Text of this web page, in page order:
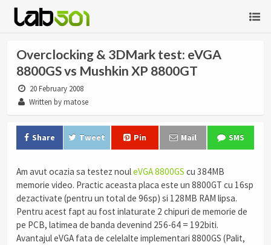
Overclocking & 3DMark test: eVGA
8800GS vs Mushkin XP 8800GT
20 February 2008
Written by matose
Share Tweet Pin Mail SMS
Am avut ocazia sa testez nouleVGA 8800GS cu 384MB
memorie video. Practic aceasta placa este un 8800GT cu 16sp
dezactivate (pentru un total de 96sp) si 128MB RAM lipsa.
Pentru acest fapt au fost inlaturate 2 chipuri de memorie de
pe PCB, latimea de banda devenind 256-64 = 192biti.
Avantajul eVGA fata de celelalte implementari 8800GS (Palit,